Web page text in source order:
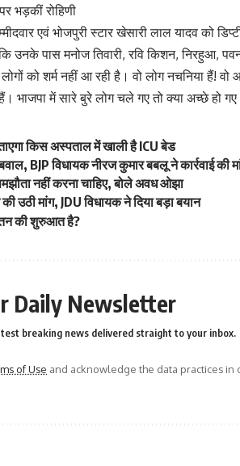
भड़कीं रोहिणी
एवं भोजपुरी स्टार खेसारी लाल यादव को
उनके पास मनोज तिवारी, रवि किशन, निरहुआ,
को शर्म नहीं आ रही है। वो लोग नचनिया हैं!
भाजपा में सारे बुरे लोग चले गए तो क्या अच्छे हो
किस अस्पताल में खाली है ICU बेड
BJP विधायक नीरज कुमार बबलू ने कार्रवाई की
नहीं करना चाहिए, बोले अवध ओझा
उठी मांग, JDU विधायक ने दिया बड़ा बयान
की शुरुआत है?
Daily Newsletter
breaking news delivered straight to your inbox.
of Use and acknowledge the data practices in